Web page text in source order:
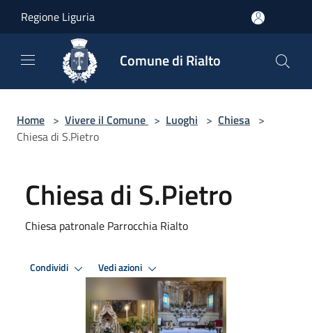
Regione Liguria
Comune di Rialto
Home > Vivere il Comune > Luoghi > Chiesa >
Chiesa di S.Pietro
Chiesa di S.Pietro
Chiesa patronale Parrocchia Rialto
Condividi Vedi azioni